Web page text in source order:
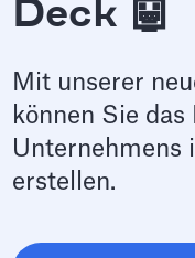
Deck 🤖
Mit unserer
können Sie
Unternehmens
erstellen.